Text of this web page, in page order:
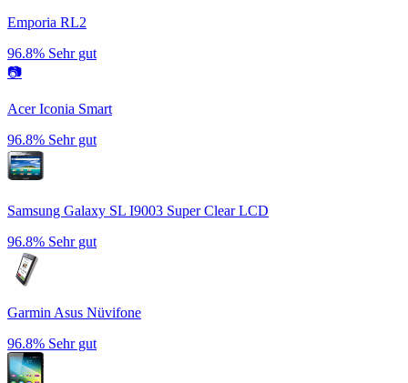
Emporia RL2
96.8% Sehr gut
📷
Acer Iconia Smart
96.8% Sehr gut
Samsung Galaxy SL I9003 Super Clear LCD
96.8% Sehr gut
Garmin Asus Nüvifone
96.8% Sehr gut